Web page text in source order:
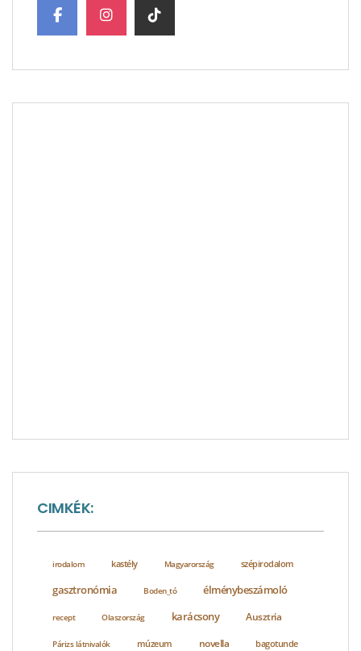
CIMKÉK:
irodalom kastély Magyarország szépirodalom
gasztronómia Boden_tó élménybeszámoló
recept Olaszország karácsony Ausztria
Párizs látnivalók múzeum novella bagotunde